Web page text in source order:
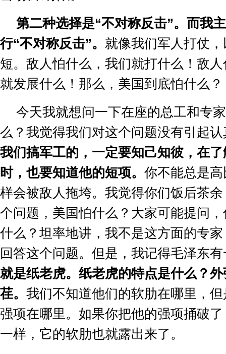
第二种选择是“不对称反击”。而我
行“不对称反击”。 就像我们军人打仗
短。敌人怕什么，我们就打什么！敌
就发展什么！那么，美国到底怕什么？
今天我就想问一下在座的总工和专
么？我觉得我们对这个问题没有引起
我们搞军工的，一定要知己知彼，在
时，也要知道他的短项。 你不能总是
样会被敌人拖垮。我觉得你们饭后茶
个问题，美国怕什么？大家可能提问
什么？坦率地讲，我不是这方面的专
回答这个问题。但是，我记得毛泽东
就是纸老虎。纸老虎的特点是什么？
荏。 我们不知道他们的软肋在哪里，
强项在哪里。如果你把他的强项捅破
一样，它的软肋也就露出来了。